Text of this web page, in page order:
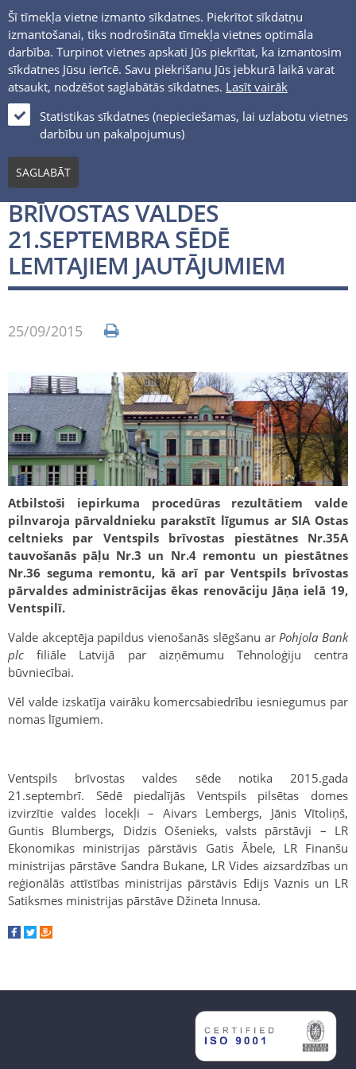
Šī tīmekļa vietne izmanto sīkdatnes. Piekrītot sīkdatņu
izmantošanai, tiks nodrošināta tīmekļa vietnes optimāla
darbība. Turpinot vietnes apskati Jūs piekrītat, ka izmantosim
sīkdatnes Jūsu ierīcē. Savu piekrišanu Jūs jebkurā laikā varat
atsaukt, nodzēšot saglabātās sīkdatnes. Lasīt vairāk
Statistikas sīkdatnes (nepieciešamas, lai uzlabotu vietnes
darbību un pakalpojumus)
SAGLABĀT
Jaunumi un notikumi
INFORMĀCIJA PAR VENTSPILS
BRĪVOSTAS VALDES
21.SEPTEMBRA SĒDĒ
LEMTAJIEM JAUTĀJUMIEM
25/09/2015
Atbilstoši iepirkuma procedūras rezultātiem valde
pilnvaroja pārvaldnieku parakstīt līgumus ar SIA Ostas
celtnieks par Ventspils brīvostas piestātnes Nr.35A
tauvošanās pāļu Nr.3 un Nr.4 remontu un piestātnes
Nr.36 seguma remontu, kā arī par Ventspils brīvostas
pārvaldes administrācijas ēkas renovāciju Jāņa ielā 19,
Ventspilī.
Valde akceptēja papildus vienošanās slēgšanu ar Pohjola Bank
plc filiāle Latvijā par aizņēmumu Tehnoloģiju centra
būvniecībai.
Vēl valde izskatīja vairāku komercsabiedrību iesniegumus par
nomas līgumiem.
Ventspils brīvostas valdes sēde notika 2015.gada
21.septembrī. Sēdē piedalījās Ventspils pilsētas domes
izvirzītie valdes locekļi – Aivars Lembergs, Jānis Vītoliņš,
Guntis Blumbergs, Didzis Ošenieks, valsts pārstāvji – LR
Ekonomikas ministrijas pārstāvis Gatis Ābele, LR Finanšu
ministrijas pārstāve Sandra Bukane, LR Vides aizsardzības un
reģionālās attīstības ministrijas pārstāvis Edijs Vaznis un LR
Satiksmes ministrijas pārstāve Džineta Innusa.